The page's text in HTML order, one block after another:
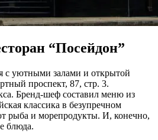
“Посейдон”
с уютными залами и открытой
проспект, 87, стр. 3.
Бренд-шеф составил меню из
классика в безупречном
рыба и морепродукты. И, конечно,
блюда.